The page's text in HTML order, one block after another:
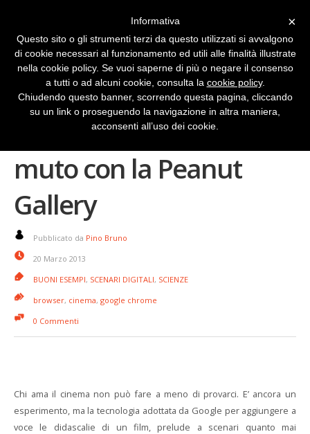
Dai voce al cinema
muto con la Peanut
Gallery
Pubblicato da Pino Bruno
20 Marzo 2013
BUONI ESEMPI, SCENARI DIGITALI, SCIENZE
browser, cinema, google chrome
0 Commenti
Chi ama il cinema non può fare a meno di provarci. E’ ancora un
esperimento, ma la tecnologia adottata da Google per aggiungere a
voce le didascalie di un film, prelude a scenari quanto mai
×
Informativa
Questo sito o gli strumenti terzi da questo utilizzati si avvalgono
di cookie necessari al funzionamento ed utili alle finalità illustrate
nella cookie policy. Se vuoi saperne di più o negare il consenso
a tutti o ad alcuni cookie, consulta la cookie policy.
Chiudendo questo banner, scorrendo questa pagina, cliccando
su un link o proseguendo la navigazione in altra maniera,
acconsenti all’uso dei cookie.